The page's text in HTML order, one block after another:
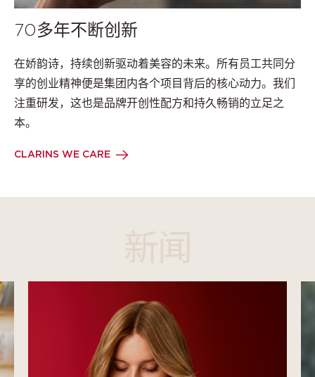
70多年不断创新
在娇韵诗，持续创新驱动着美容的未来。所有员工共同分
享的创业精神便是集团内各个项目背后的核心动力。我们
注重研发，这也是品牌开创性配方和持久畅销的立足之
本。
CLARINS WE CARE